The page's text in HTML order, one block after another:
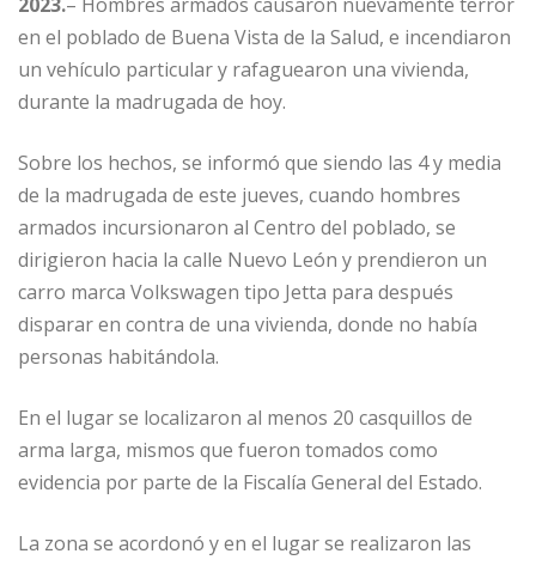
en el poblado de Buena Vista de la Salud, e incendiaron
un vehículo particular y rafaguearon una vivienda,
durante la madrugada de hoy.
Sobre los hechos, se informó que siendo las 4 y media
de la madrugada de este jueves, cuando hombres
armados incursionaron al Centro del poblado, se
dirigieron hacia la calle Nuevo León y prendieron un
carro marca Volkswagen tipo Jetta para después
disparar en contra de una vivienda, donde no había
personas habitándola.
En el lugar se localizaron al menos 20 casquillos de
arma larga, mismos que fueron tomados como
evidencia por parte de la Fiscalía General del Estado.
La zona se acordonó y en el lugar se realizaron las